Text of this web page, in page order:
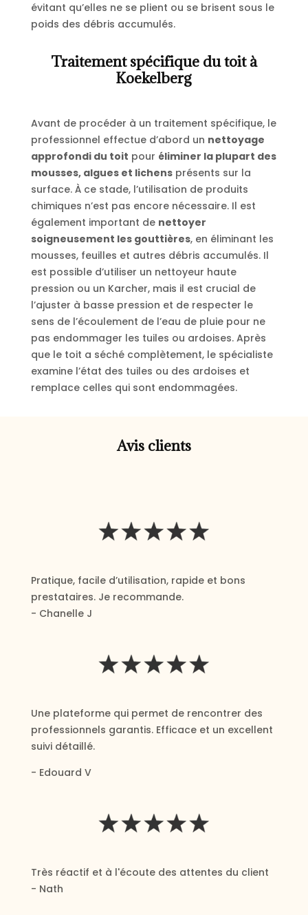
évitant qu’elles ne se plient ou se brisent sous le
poids des débris accumulés.
Traitement spécifique du toit à
Koekelberg
Avant de procéder à un traitement spécifique, le
professionnel effectue d’abord un nettoyage
approfondi du toit pour éliminer la plupart des
mousses, algues et lichensprésents sur la
surface. À ce stade, l’utilisation de produits
chimiques n’est pas encore nécessaire. Il est
également important de nettoyer
soigneusement les gouttières, en éliminant les
mousses, feuilles et autres débris accumulés. Il
est possible d’utiliser un nettoyeur haute
pression ou un Karcher, mais il est crucial de
l’ajuster à basse pression et de respecter le
sens de l’écoulement de l’eau de pluie pour ne
pas endommager les tuiles ou ardoises. Après
que le toit a séché complètement, le spécialiste
examine l’état des tuiles ou des ardoises et
remplace celles qui sont endommagées.
Avis clients
Pratique, facile d’utilisation, rapide et bons
prestataires. Je recommande.
- Chanelle J
Une plateforme qui permet de rencontrer des
professionnels garantis. Efficace et un excellent
suivi détaillé.
- Edouard V
Très réactif et à l'écoute des attentes du client
- Nath